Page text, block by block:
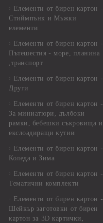
Елементи от бирен картон -
Стиймпънк и Мъжки
елементи
Елементи от бирен картон -
Пътешестия - море, планина
,транспорт
Елементи от бирен картон -
Други
Елементи от бирен картон -
За миниатюри, дълбоки
рамки, бебешки съкровища и
екслоадиращи кутии
Елементи от бирен картон -
Коледа и Зима
Елементи от бирен картон -
Тематични комплекти
Елементи от бирен картон -
Шейкър заготовки от бирен
картон за 3D картички,